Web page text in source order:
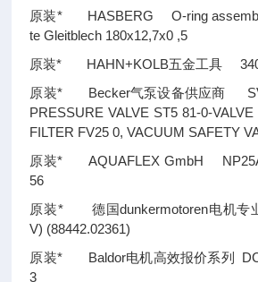
原装* HASBERG O-ring
te Gleitblech 180x12,7x0 ,5
原装* HAHN+KOLB五金工具
原装* Becker气泵设备供应商
PRESSURE VALVE ST5 81-0-
FILTER FV25 0, VACUUM SAFETY
原装* AQUAFLEX GmbH
56
原装* 德国dunkermotoren电机专
V) (88442.02361)
原装* Baldor电机高效报价系列
3